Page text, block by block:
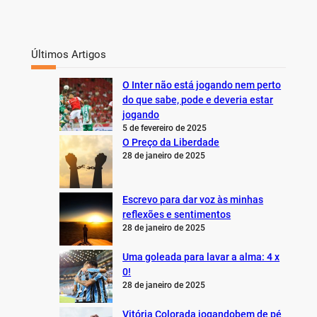
Últimos Artigos
O Inter não está jogando nem perto
do que sabe, pode e deveria estar
jogando
5 de fevereiro de 2025
O Preço da Liberdade
28 de janeiro de 2025
Escrevo para dar voz às minhas
reflexões e sentimentos
28 de janeiro de 2025
Uma goleada para lavar a alma: 4 x
0!
28 de janeiro de 2025
Vitória Colorada jogandobem de pé